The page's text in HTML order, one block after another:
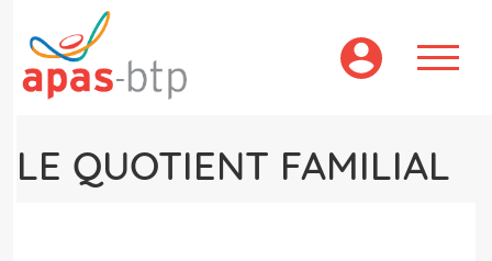
contenu
principal
LE QUOTIENT FAMILIAL